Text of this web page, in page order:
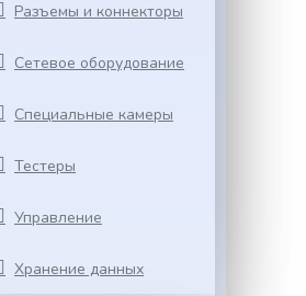
Разъемы и коннекторы
Сетевое оборудование
Специальные камеры
Тестеры
Управление
Хранение данных